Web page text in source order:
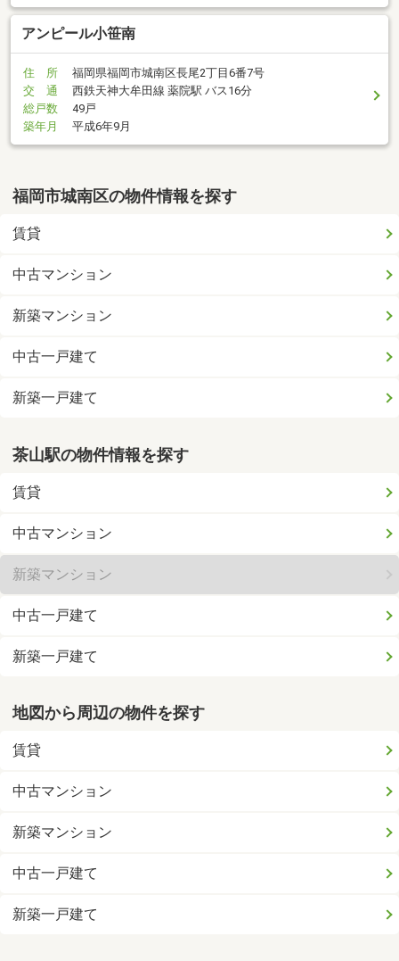
アンピール小笹南
住 所
福岡県福岡市城南区長尾2丁目6番7号
交 通
西鉄天神大牟田線 薬院駅 バス16分
総戸数
49戸
築年月
平成6年9月
福岡市城南区の物件情報を探す
賃貸
中古マンション
新築マンション
中古一戸建て
新築一戸建て
茶山駅の物件情報を探す
賃貸
中古マンション
新築マンション
中古一戸建て
新築一戸建て
地図から周辺の物件を探す
賃貸
中古マンション
新築マンション
中古一戸建て
新築一戸建て